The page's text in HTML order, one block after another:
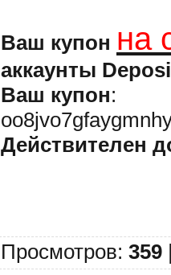
Ваш купон на
аккаунты
Ваш купон:
Действителен
Просмотров: 359